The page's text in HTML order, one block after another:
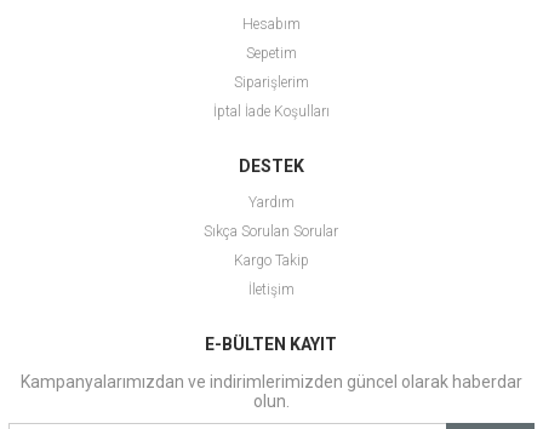
Hesabım
Sepetim
Siparişlerim
İptal İade Koşulları
DESTEK
Yardım
Sıkça Sorulan Sorular
Kargo Takip
İletişim
E-BÜLTEN KAYIT
Kampanyalarımızdan ve indirimlerimizden güncel olarak haberdar
olun.